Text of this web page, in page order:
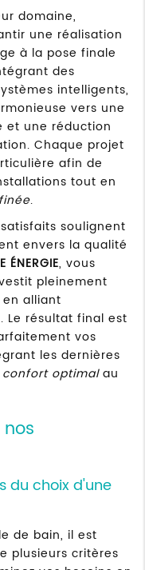
domaine,
une réalisation
à la pose finale
des
intelligents,
vers une
et une réduction
Chaque projet
afin de
tout en
.
soulignent
envers la qualité
ÉNERGIE, vous
pleinement
alliant
Le résultat final est
vos
les dernières
confort optimalau
du choix d'une
de bain, il est
plusieurs critères